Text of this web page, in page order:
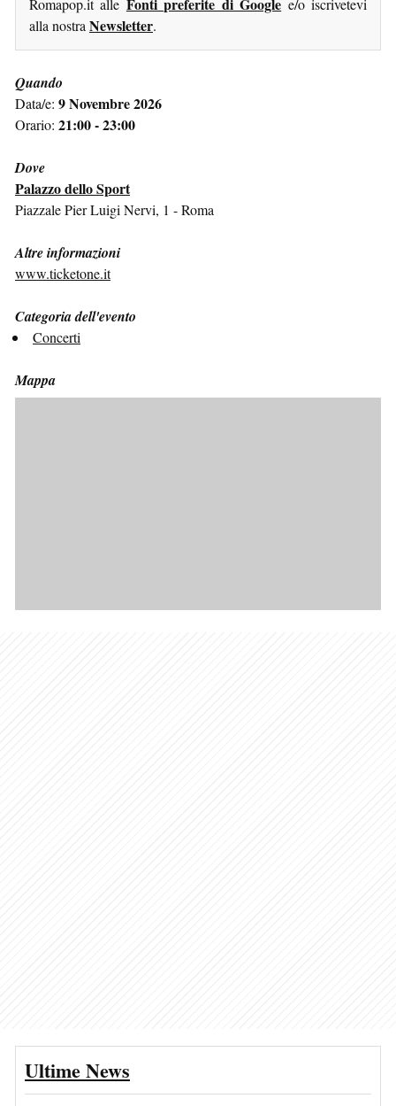
Romapop.it alle
e/o iscrivetevi
alla nostra Newsletter.
Quando
Data/e: 9 Novembre 2026
Orario: 21:00 - 23:00
Dove
Palazzo dello Sport
Piazzale Pier Luigi Nervi, 1 - Roma
Altre informazioni
www.ticketone.it
Categoria dell'evento
Concerti
Mappa
Ultime News